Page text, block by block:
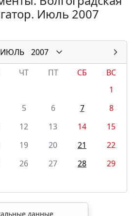
Июль 2007
ИЮЛЬ
2007
ЧТ ПТ СБ
ВС
1
5 6 7
8
12 13 14
15
19 20 21
22
26 27 28
29
данные